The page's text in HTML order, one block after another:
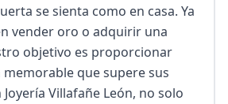
se sienta como en casa. Ya
vender oro o adquirir una
objetivo es proporcionar
que supere sus
Joyería Villafañe León, no solo